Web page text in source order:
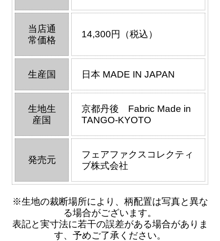
当店通
常価格
14,300円（税込）
生産国 日本 MADE IN JAPAN
生地生
産国
京都丹後 Fabric Made in
TANGO-KYOTO
発売元
フェアファクスコレクティ
ブ株式会社
※生地の裁断場所により、柄配置は写真と異な
る場合がございます。
表記と実寸法に若干の誤差がある場合がありま
す、予めご了承ください。